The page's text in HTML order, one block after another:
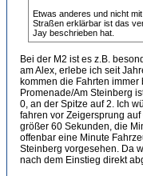
Etwas anderes und nicht
Straßen erklärbar ist das
Jay beschrieben hat.
Bei der M2 ist es z.B.
am Alex, erlebe ich seit
kommen die Fahrten
Promenade/Am Steinberg
0, an der Spitze auf 2. Ich
fahren vor Zeigersprung
größer 60 Sekunden, die
offenbar eine Minute
Steinberg vorgesehen. Da
nach dem Einstieg direkt